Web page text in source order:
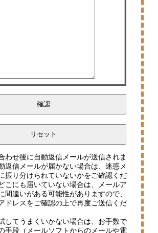
わせ後に自動返信メールが送信されま
返信メールが届かない場合は、迷惑メ
振り分けられていないかをご確認くだ
こにも届いていない場合は、メールア
間違いがある可能性がありますので、
ドレスをご確認の上で再度ご送信くだ
してうまくいかない場合は、お手数で
手段（メールソフトからのメールや電